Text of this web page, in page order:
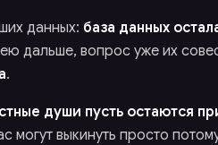
данных: база данных
дальше, вопрос уже их
.
души пусть остаются
могут выкинуть просто